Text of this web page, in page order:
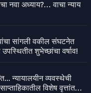
नवा अध्याय?... वाचा न्याय
सांगली वकील संघटनेत
शुभेच्छांचा वर्षाव!
न्यायालयीन व्यवस्थेची
विशेष वृत्तांत...